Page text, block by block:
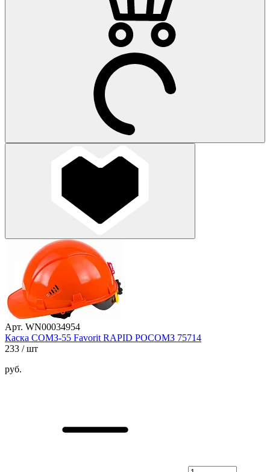
Арт. WN00034954
Каска СОМЗ-55 Favorit RAPID РОСОМЗ 75714
233 / шт
руб.